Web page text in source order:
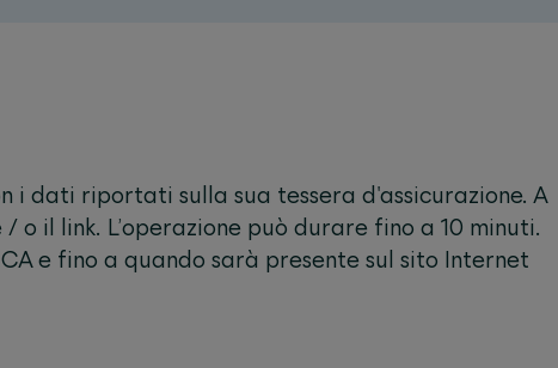
i dati riportati sulla sua tessera d'assicurazione. A
il link. L’operazione può durare fino a 10 minuti.
e fino a quando sarà presente sul sito Internet